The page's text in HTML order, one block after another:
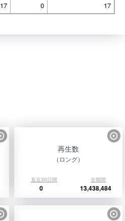
17 0 17
再生数
（ロング）
直近30日間 全期間
0 13,438,484